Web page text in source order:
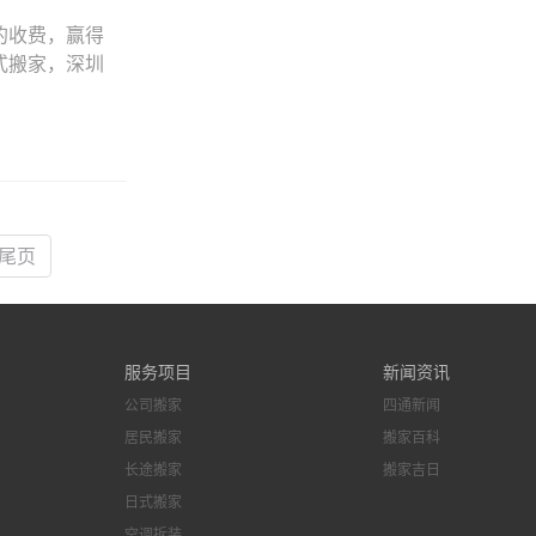
收费，赢得
搬家，深圳
尾页
服务项目
公司搬家
居民搬家
长途搬家
日式搬家
新闻资讯
四通新闻
搬家百科
搬家吉日